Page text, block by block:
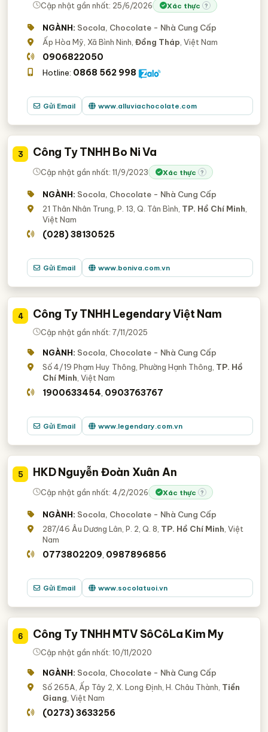
Cập nhật gần nhất: 25/6/2026 Xác thực ?
NGÀNH: Socola, Chocolate - Nhà Cung Cấp
Ấp Hòa Mỹ, Xã Bình Ninh,Đồng Tháp, Việt Nam
0906822050
Hotline: 0868 562 998
Gửi Email www.alluviachocolate.com
3 Công Ty TNHH Bo Ni Va
Cập nhật gần nhất: 11/9/2023 Xác thực ?
NGÀNH: Socola, Chocolate - Nhà Cung Cấp
21 Thân Nhân Trung, P. 13, Q. Tân Bình, TP. Hồ Chí Minh,
Việt Nam
(028) 38130525
Gửi Email www.boniva.com.vn
4 Công Ty TNHH Legendary Việt Nam
Cập nhật gần nhất: 7/11/2025
NGÀNH: Socola, Chocolate - Nhà Cung Cấp
Số 4/19 Phạm Huy Thông, Phường Hạnh Thông, TP. Hồ
Chí Minh, Việt Nam
1900633454, 0903763767
Gửi Email www.legendary.com.vn
5 HKD Nguyễn Đoàn Xuân An
Cập nhật gần nhất: 4/2/2026 Xác thực ?
NGÀNH: Socola, Chocolate - Nhà Cung Cấp
287/46 Âu Dương Lân, P. 2, Q. 8, TP. Hồ Chí Minh, Việt
Nam
0773802209, 0987896856
Gửi Email www.socolatuoi.vn
6 Công Ty TNHH MTV SôCôLa Kim My
Cập nhật gần nhất: 10/11/2020
NGÀNH: Socola, Chocolate - Nhà Cung Cấp
Số 265A, Ấp Tây 2, X. Long Định, H. Châu Thành, Tiền
Giang, Việt Nam
(0273) 3633256